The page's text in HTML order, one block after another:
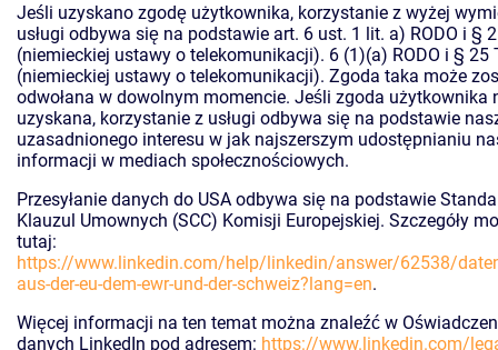
Jeśli uzyskano zgodę użytkownika, korzystanie z wyżej
usługi odbywa się na podstawie art. 6 ust. 1 lit. a) RODO i §
(niemieckiej ustawy o telekomunikacji). 6 (1)(a) RODO i § 25
(niemieckiej ustawy o telekomunikacji). Zgoda taka może
odwołana w dowolnym momencie. Jeśli zgoda użytkownika
uzyskana, korzystanie z usługi odbywa się na podstawie
uzasadnionego interesu w jak najszerszym udostępnianiu
informacji w mediach społecznościowych.
Przesyłanie danych do USA odbywa się na podstawie
Klauzul Umownych (SCC) Komisji Europejskiej. Szczegóły
tutaj:
https://www.linkedin.com/help/linkedin/answer/62538/
aus-der-eu-dem-ewr-und-der-schweiz?lang=en.
Więcej informacji na ten temat można znaleźć w
danych LinkedIn pod adresem: https://www.linkedin.com/